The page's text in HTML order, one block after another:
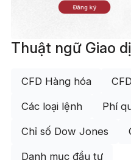
Đăng ký
Thuật ngữ Giao
CFD Hàng hóa
Các loại lệnh Phí
Chỉ số Dow Jones
Danh mục đầu tư